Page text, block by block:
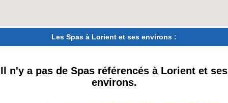
Les Spas à Lorient et ses environs :
Il n'y a pas de Spas référencés à Lorient et ses
environs.